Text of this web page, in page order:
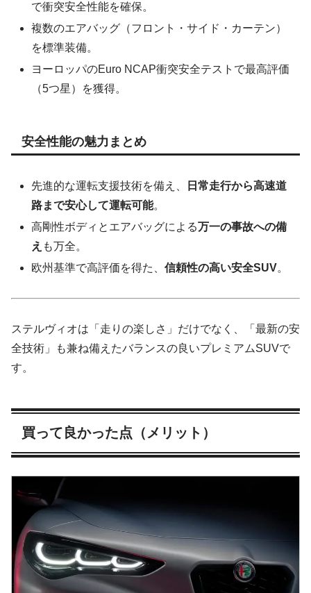
で衝突安全性能を確保。
複数のエアバッグ（フロント・サイド・カーテン）
を標準装備。
ヨーロッパのEuro NCAP衝突安全テストで最高評価
（5つ星）を獲得。
安全性能の魅力まとめ
先進的な運転支援技術を備え、
日常走行から高速道
路まで安心して運転可能。
高剛性ボディとエアバッグによる万一の事故への備
え も万全。
欧州基準で高評価を得た、信頼性の高い安全SUV。
ステルヴィオは「走りの楽しさ」だけでなく、「最新の安
全技術」も兼ね備えたバランスの良いプレミアムSUVで
す。
買って良かった点（メリット）